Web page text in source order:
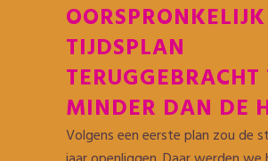
OORSPRONKELIJK
TIJDSPLAN
TERUGGEBRACHT
MINDER DAN DE
Volgens een eerste plan zou de